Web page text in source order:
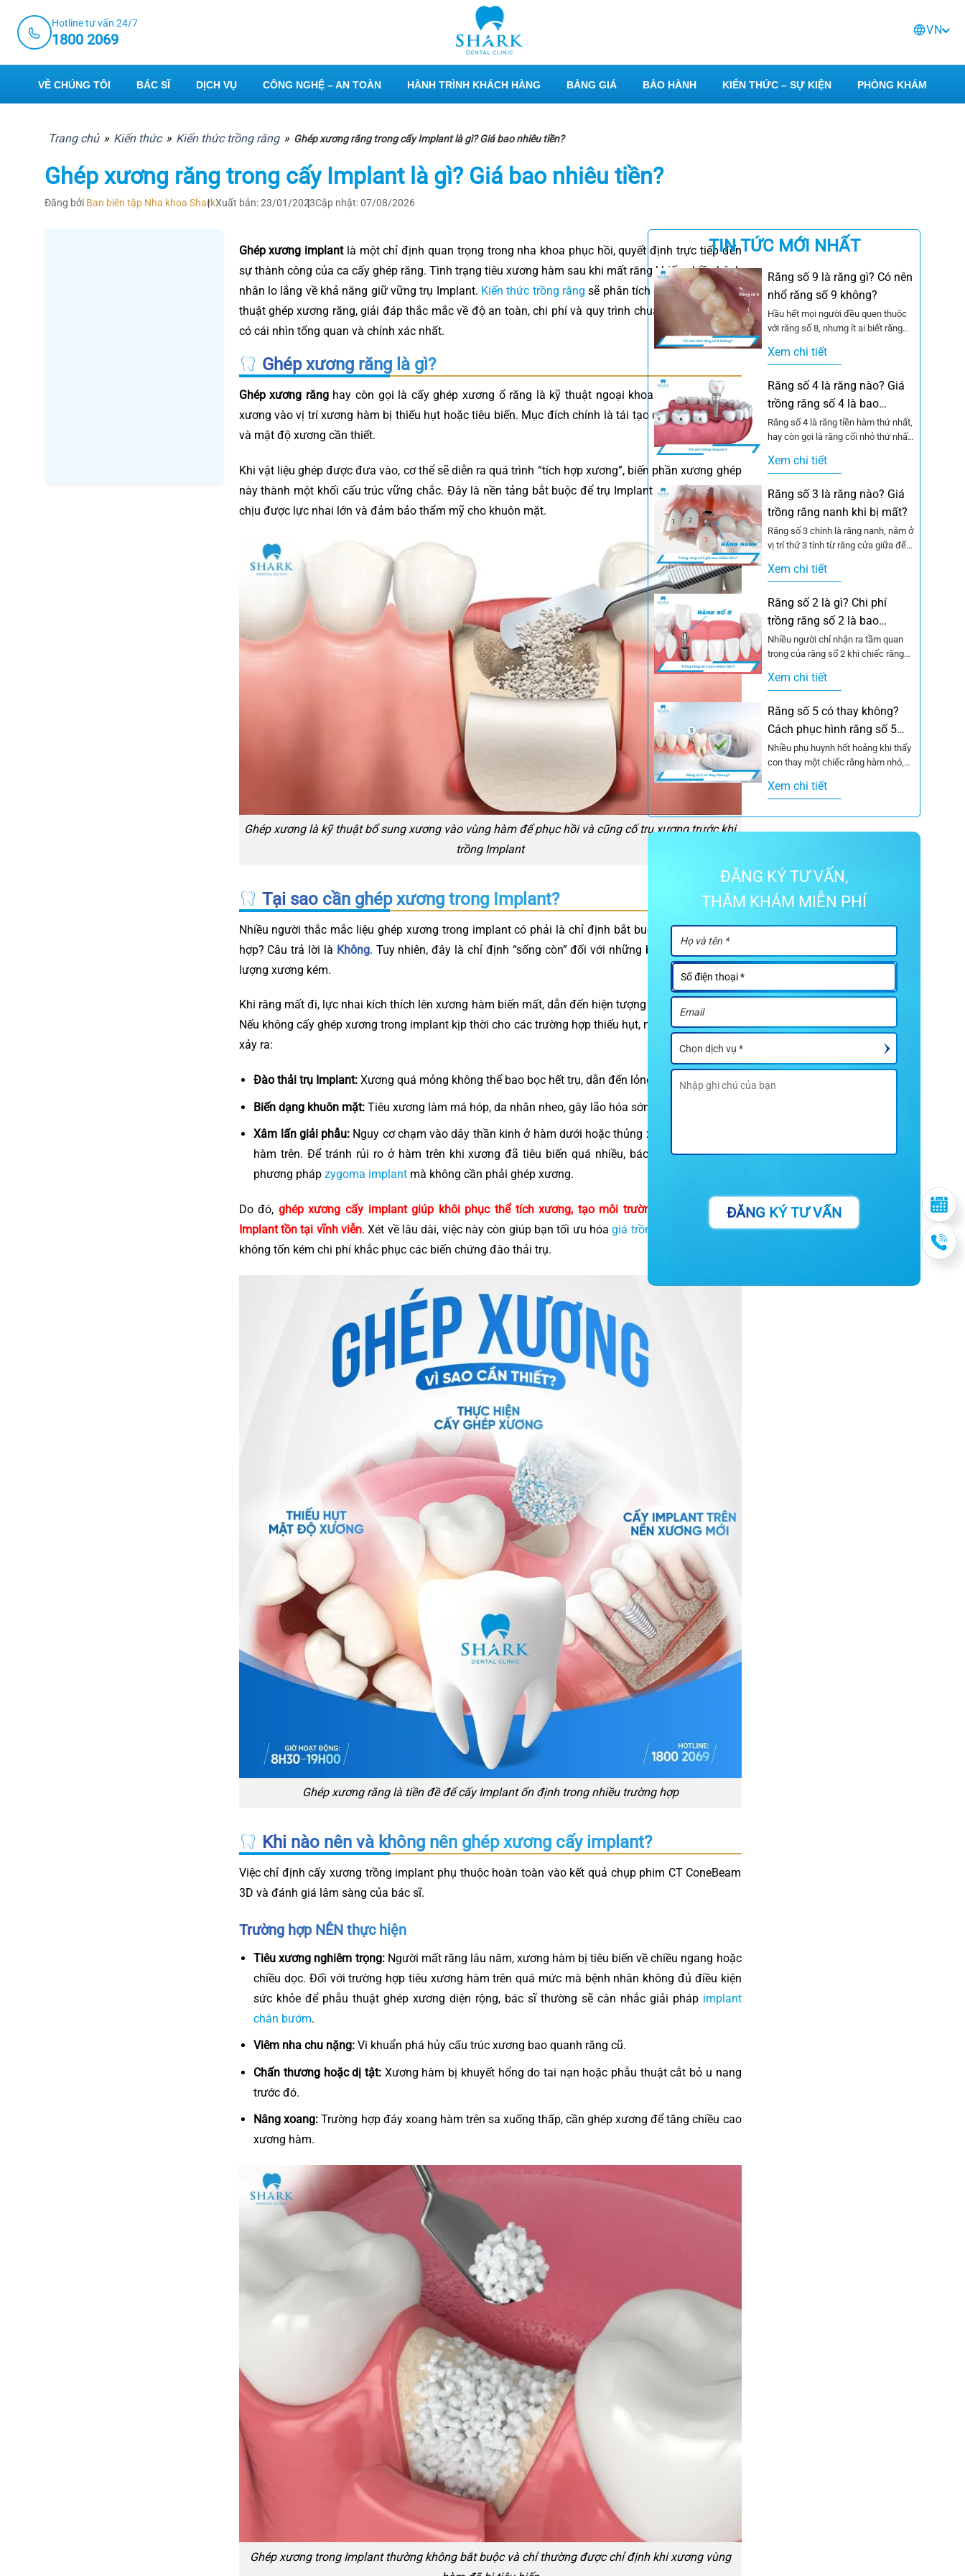
content
Hotline tư vấn 24/7
1800 2069
VN
VỀ CHÚNG TÔI BÁC SĨ DỊCH VỤ CÔNG NGHỆ – AN TOÀN HÀNH TRÌNH KHÁCH HÀNG BẢNG GIÁ BẢO HÀNH KIẾN THỨC – SỰ KIỆN PHÒNG KHÁM
Trang chủ » Kiến thức » Kiến thức trồng răng » Ghép xương răng trong cấy Implant là gì? Giá bao nhiêu tiền?
Ghép xương răng trong cấy Implant là gì? Giá bao nhiêu tiền?
Đăng bởi Ban biên tập Nha khoa SharkXuất bản: 23/01/2023Cập nhật: 07/08/2026
Ghép xương implantlà một chỉ định quan trọng trong nha khoa phục hồi, quyết định trực tiếp đến
sự thành công của ca cấy ghép răng. Tình trạng tiêu xương hàm sau khi mất răng khiến nhiều bệnh
nhân lo lắng về khả năng giữ vững trụ Implant. Kiến thức trồng răng sẽ phân tích chuyên sâu về kỹ
thuật ghép xương răng, giải đáp thắc mắc về độ an toàn, chi phí và quy trình chuẩn y khoa để bạn
có cái nhìn tổng quan và chính xác nhất.
Ghép xương răng là gì?
Ghép xương rănghay còn gọi là cấy ghép xương ổ răng là kỹ thuật ngoại khoa bổ sung vật liệu
xương vào vị trí xương hàm bị thiếu hụt hoặc tiêu biến. Mục đích chính là tái tạo độ dày, chiều cao
và mật độ xương cần thiết.
Khi vật liệu ghép được đưa vào, cơ thể sẽ diễn ra quá trình “tích hợp xương”, biến phần xương ghép
này thành một khối cấu trúc vững chắc. Đây là nền tảng bắt buộc để trụ Implant có thể bám chặt,
chịu được lực nhai lớn và đảm bảo thẩm mỹ cho khuôn mặt.
Ghép xương là kỹ thuật bổ sung xương vào vùng hàm để phục hồi và cũng cố trụ xương trước khi
trồng Implant
Tại sao cần ghép xương trong Implant?
Nhiều người thắc mắc liệu ghép xương trong implant có phải là chỉ định bắt buộc cho mọi trường
hợp? Câu trả lời là Không. Tuy nhiên, đây là chỉ định “sống còn” đối với những bệnh nhân có chất
lượng xương kém.
Khi răng mất đi, lực nhai kích thích lên xương hàm biến mất, dẫn đến hiện tượng tiêu xương sinh lý.
Nếu không cấy ghép xương trong implant kịp thời cho các trường hợp thiếu hụt, những rủi ro sau sẽ
xảy ra:
Đào thải trụ Implant: Xương quá mỏng không thể bao bọc hết trụ, dẫn đến lỏng lẻo và thất bại.
Biến dạng khuôn mặt: Tiêu xương làm má hóp, da nhăn nheo, gây lão hóa sớm.
Xâm lấn giải phẫu: Nguy cơ chạm vào dây thần kinh ở hàm dưới hoặc thủng xoang hàm đối với
hàm trên. Để tránh rủi ro ở hàm trên khi xương đã tiêu biến quá nhiều, bác sĩ có thể đề xuất
phương phápzygoma implant mà không cần phải ghép xương.
Do đó, ghép xương cấy implant giúp khôi phục thể tích xương, tạo môi trường lý tưởng để trụ
Implant tồn tại vĩnh viễn. Xét về lâu dài, việc này còn giúp bạn tối ưu hóagiá trồng răng Implantdo
không tốn kém chi phí khắc phục các biến chứng đào thải trụ.
Ghép xương răng là tiền đề để cấy Implant ổn định trong nhiều trường hợp
Khi nào nên và không nên ghép xương cấy implant?
Việc chỉ định cấy xương trồng implant phụ thuộc hoàn toàn vào kết quả chụp phim CT ConeBeam
3D và đánh giá lâm sàng của bác sĩ.
Trường hợp NÊN thực hiện
Tiêu xương nghiêm trọng:Người mất răng lâu năm, xương hàm bị tiêu biến về chiều ngang hoặc
chiều dọc. Đối với trường hợp tiêu xương hàm trên quá mức mà bệnh nhân không đủ điều kiện
sức khỏe để phẫu thuật ghép xương diện rộng, bác sĩ thường sẽ cân nhắc giải pháp implant
chân bướm.
Viêm nha chu nặng: Vi khuẩn phá hủy cấu trúc xương bao quanh răng cũ.
Chấn thương hoặc dị tật: Xương hàm bị khuyết hổng do tai nạn hoặc phẫu thuật cắt bỏ u nang
trước đó.
Nâng xoang: Trường hợp đáy xoang hàm trên sa xuống thấp, cần ghép xương để tăng chiều cao
xương hàm.
Ghép xương trong Implant thường không bắt buộc và chỉ thường được chỉ định khi xương vùng
TIN TỨC MỚI NHẤT
Răng số 9 là răng gì? Có nên
nhổ răng số 9 không?
Hầu hết mọi người đều quen thuộc
với răng số 8, nhưng ít ai biết rằng
Xem chi tiết
Răng số 4 là răng nào? Giá
trồng răng số 4 là bao
nhiêu?
Răng số 4 là răng tiền hàm thứ nhất,
hay còn gọi là răng cối nhỏ thứ nhất,
Xem chi tiết
Răng số 3 là răng nào? Giá
trồng răng nanh khi bị mất?
Răng số 3 chính là răng nanh, nằm ở
vị trí thứ 3 tính từ răng cửa giữa đếm
Xem chi tiết
Răng số 2 là gì? Chi phí
trồng răng số 2 là bao
nhiêu?
Nhiều người chỉ nhận ra tầm quan
trọng của răng số 2 khi chiếc răng
Xem chi tiết
Răng số 5 có thay không?
Cách phục hình răng số 5
hiệu quả
Nhiều phụ huynh hốt hoảng khi thấy
con thay một chiếc răng hàm nhỏ,
Xem chi tiết
ĐĂNG KÝ TƯ VẤN,
THĂM KHÁM MIỄN PHÍ
ĐĂNG KÝ TƯ VẤN